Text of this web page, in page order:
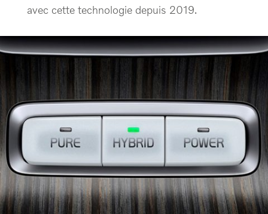
avec cette technologie depuis 2019.